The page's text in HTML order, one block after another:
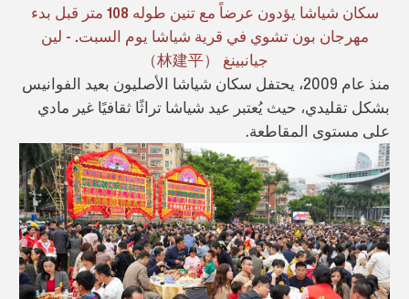
سكان شياشا يؤدون عرضاً مع تنين طوله 108 متر قبل بدء
مهرجان بون تشوي في قرية شياشا يوم السبت. - لين
جيانبينغ （林建平）
منذ عام 2009، يحتفل سكان شياشا الأصليون بعيد الفوانيس
بشكل تقليدي، حيث يُعتبر عيد شياشا تراثًا ثقافيًا غير مادي
على مستوى المقاطعة.